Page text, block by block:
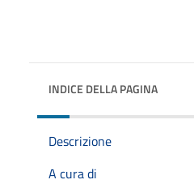
INDICE DELLA PAGINA
Descrizione
A cura di